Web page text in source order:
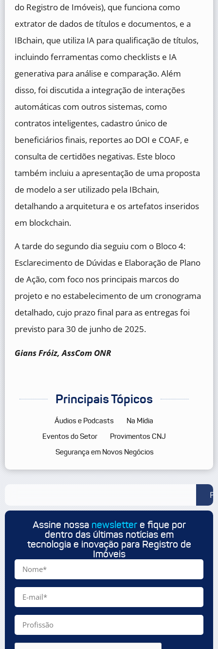
do Registro de Imóveis), que funciona como
extrator de dados de títulos e documentos, e a
IBchain, que utiliza IA para qualificação de títulos,
incluindo ferramentas como checklists e IA
generativa para análise e comparação. Além
disso, foi discutida a integração de interações
automáticas com outros sistemas, como
contratos inteligentes, cadastro único de
beneficiários finais, reportes ao DOI e COAF, e
consulta de certidões negativas. Este bloco
também incluiu a apresentação de uma proposta
de modelo a ser utilizado pela IBchain,
detalhando a arquitetura e os artefatos inseridos
em blockchain.
A tarde do segundo dia seguiu com o Bloco 4:
Esclarecimento de Dúvidas e Elaboração de Plano
de Ação, com foco nos principais marcos do
projeto e no estabelecimento de um cronograma
detalhado, cujo prazo final para as entregas foi
previsto para 30 de junho de 2025.
Gians Fróiz, AssCom ONR
Principais Tópicos
Áudios e Podcasts
Na Mídia
Eventos do Setor
Provimentos CNJ
Segurança em Novos Negócios
Assine nossa newslettere fique por
dentro das últimas notícias em
tecnologia e inovação para Registro de
Imóveis